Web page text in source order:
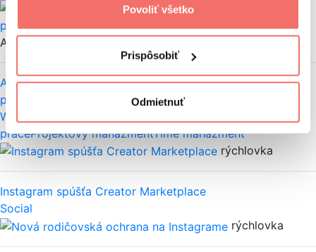
Povoliť všetko
Prispôsobiť
Odmietnuť
Alex Gerbóc
Asana: Jednoduchý spôsob na riadenie tímových
projektov a úloh
Worklife
práceProjektový manažmentTime manažment
rýchlovka
Instagram spúšťa Creator Marketplace
Social
rýchlovka